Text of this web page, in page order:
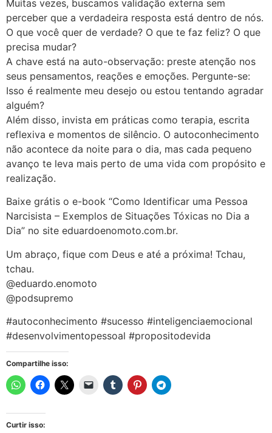
Muitas vezes, buscamos validação externa sem
perceber que a verdadeira resposta está dentro de nós.
O que você quer de verdade? O que te faz feliz? O que
precisa mudar?
A chave está na auto-observação: preste atenção nos
seus pensamentos, reações e emoções. Pergunte-se:
Isso é realmente meu desejo ou estou tentando agradar
alguém?
Além disso, invista em práticas como terapia, escrita
reflexiva e momentos de silêncio. O autoconhecimento
não acontece da noite para o dia, mas cada pequeno
avanço te leva mais perto de uma vida com propósito e
realização.
Baixe grátis o e-book “Como Identificar uma Pessoa
Narcisista – Exemplos de Situações Tóxicas no Dia a
Dia” no site eduardoenomoto.com.br.
Um abraço, fique com Deus e até a próxima! Tchau,
tchau.
@eduardo.enomoto
@podsupremo
#autoconhecimento #sucesso #inteligenciaemocional
#desenvolvimentopessoal #propositodevida
Compartilhe isso:
Curtir isso: